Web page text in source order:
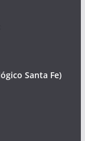
Santa Fe)